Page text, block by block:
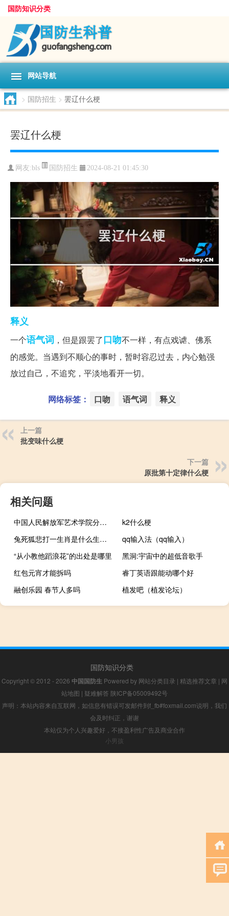
国防知识分类
网站导航
> 国防招生 > 罢辽什么梗
罢辽什么梗
网友:bls 国防招生 2024-08-21 01:45:30
释义
一个语气词 ，但是跟罢了口吻不一样，有点戏谑、佛系
的感觉。当遇到不顺心的事时，暂时容忍过去，内心勉强
放过自己，不追究，平淡地看开一切。
网络标签： 口吻 语气词 释义
上一篇
批变味什么梗
下一篇
原批第十定律什么梗
相关问题
中国人民解放军艺术学院分数线
k2什么梗
兔死狐悲打一生肖是什么生肖（兔死狐悲打一生肖）
qq输入法（qq输入）
“从小教他蹈浪花”的出处是哪里
黑洞:宇宙中的超低音歌手
红包元宵才能拆吗
睿丁英语跟能动哪个好
融创乐园 春节人多吗
植发吧（植发论坛）
国防知识分类
Copyright © 2012 - 2026 中国国防生 Powered by 网站分类目录 | 精选推荐文章 | 网
站地图 | 疑难解答 陕ICP备05009492号
声明：本站内容来自互联网，如信息有错误可发邮件到f_fb#foxmail.com说明，我们
会及时纠正，谢谢
本站仅为个人兴趣爱好，不接盈利性广告及商业合作
小男孩